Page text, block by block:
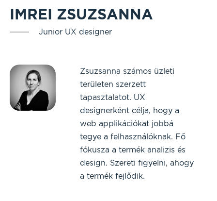
IMREI ZSUZSANNA
Junior UX designer
Zsuzsanna számos üzleti
területen szerzett
tapasztalatot. UX
designerként célja, hogy a
web applikációkat jobbá
tegye a felhasználóknak. Fő
fókusza a termék analizis és
design. Szereti figyelni, ahogy
a termék fejlődik.